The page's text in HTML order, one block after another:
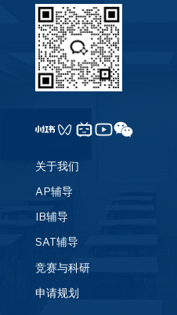
关于我们
AP辅导
IB辅导
SAT辅导
竞赛与科研
申请规划